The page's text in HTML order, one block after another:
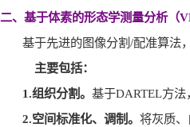
二、基于体素的形态学测量分析（
基于先进的图像分割/配准算法
主要包括：
1.组织分割。 基于DARTEL方法
2.空间标准化、调制。 将灰质